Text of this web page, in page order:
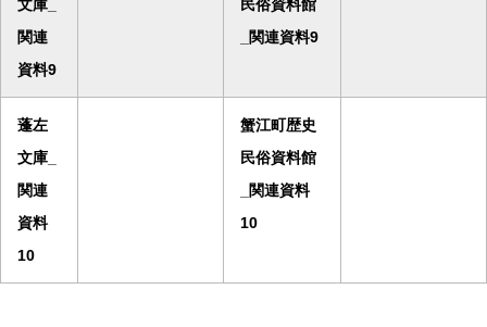
文庫_
関連
資料9
民俗資料館
_関連資料9
蓬左
文庫_
関連
資料
10
蟹江町歴史
民俗資料館
_関連資料
10